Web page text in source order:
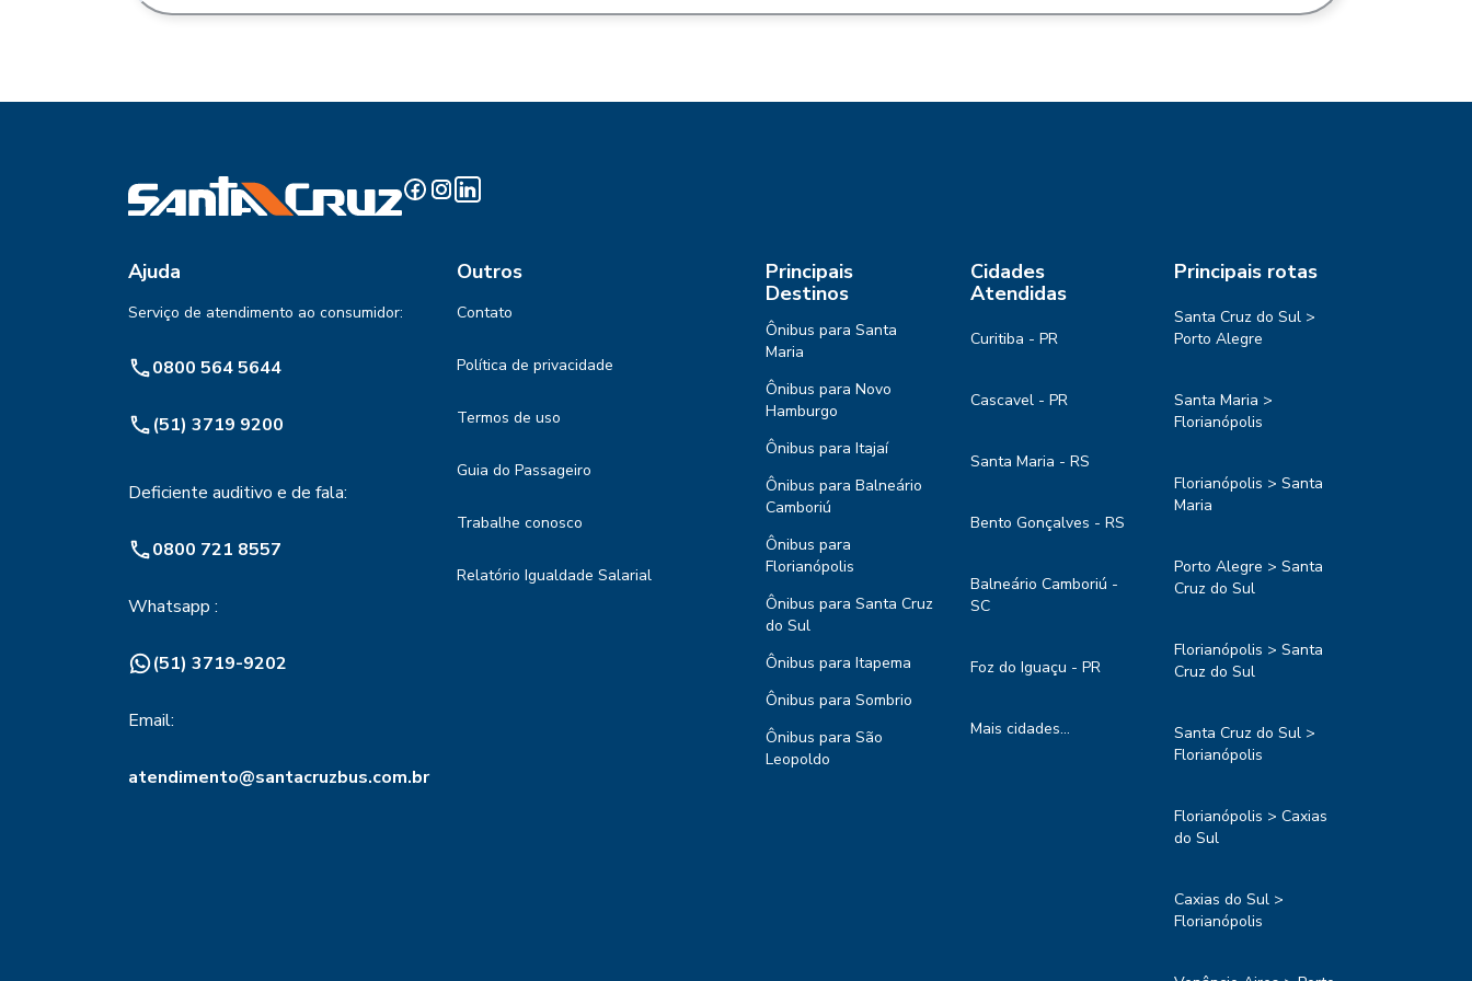
Ajuda
Serviço de atendimento ao consumidor:
0800 564 5644
(51) 3719 9200
Deficiente auditivo e de fala:
0800 721 8557
Whatsapp :
(51) 3719-9202
Email:
atendimento@santacruzbus.com.br
Outros
Contato
Política de privacidade
Termos de uso
Guia do Passageiro
Trabalhe conosco
Relatório Igualdade Salarial
Principais
Destinos
Ônibus para Santa
Maria
Ônibus para Novo
Hamburgo
Ônibus para Itajaí
Ônibus para Balneário
Camboriú
Ônibus para
Florianópolis
Ônibus para Santa Cruz
do Sul
Ônibus para Itapema
Ônibus para Sombrio
Ônibus para São
Leopoldo
Cidades
Atendidas
Curitiba - PR
Cascavel - PR
Santa Maria - RS
Bento Gonçalves - RS
Balneário Camboriú -
SC
Foz do Iguaçu - PR
Mais cidades...
Principais rotas
Santa Cruz do Sul >
Porto Alegre
Santa Maria >
Florianópolis
Florianópolis > Santa
Maria
Porto Alegre > Santa
Cruz do Sul
Florianópolis > Santa
Cruz do Sul
Santa Cruz do Sul >
Florianópolis
Florianópolis > Caxias
do Sul
Caxias do Sul >
Florianópolis